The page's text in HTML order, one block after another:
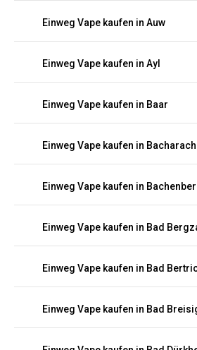
Einweg Vape kaufen in Auw
Einweg Vape kaufen in Ayl
Einweg Vape kaufen in Baar
Einweg Vape kaufen in Bacharach
Einweg Vape kaufen in
Einweg Vape kaufen in Bad
Einweg Vape kaufen in Bad
Einweg Vape kaufen in Bad